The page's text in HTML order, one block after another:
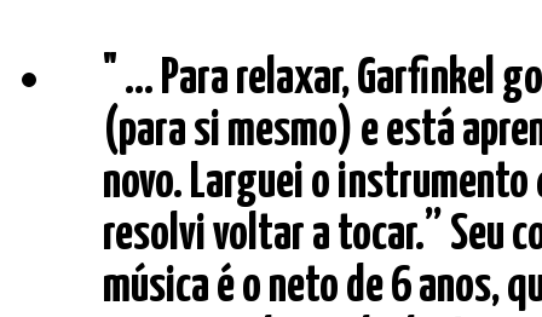
" ... Para relaxar, Garfinkel
(para si mesmo) e está
novo. Larguei o instrumento
resolvi voltar a tocar.” Seu
música é o neto de 6 anos,